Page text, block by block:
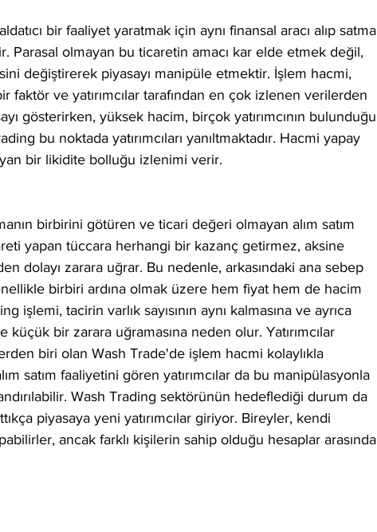
bir faaliyet yaratmak için aynı finansal aracı alıp satma
Parasal olmayan bu ticaretin amacı kar elde etmek değil,
değiştirerek piyasayı manipüle etmektir. İşlem hacmi,
faktör ve yatırımcılar tarafından en çok izlenen verilerden
gösterirken, yüksek hacim, birçok yatırımcının bulunduğu
bu noktada yatırımcıları yanıltmaktadır. Hacmi yapay
bir likidite bolluğu izlenimi verir.
birbirini götüren ve ticari değeri olmayan alım satım
yapan tüccara herhangi bir kazanç getirmez, aksine
dolayı zarara uğrar. Bu nedenle, arkasındaki ana sebep
birbiri ardına olmak üzere hem fiyat hem de hacim
işlemi, tacirin varlık sayısının aynı kalmasına ve ayrıca
bir zarara uğramasına neden olur. Yatırımcılar
biri olan Wash Trade'de işlem hacmi kolaylıkla
satım faaliyetini gören yatırımcılar da bu manipülasyonla
Wash Trading sektörünün hedeflediği durum da
piyasaya yeni yatırımcılar giriyor. Bireyler, kendi
ancak farklı kişilerin sahip olduğu hesaplar arasında